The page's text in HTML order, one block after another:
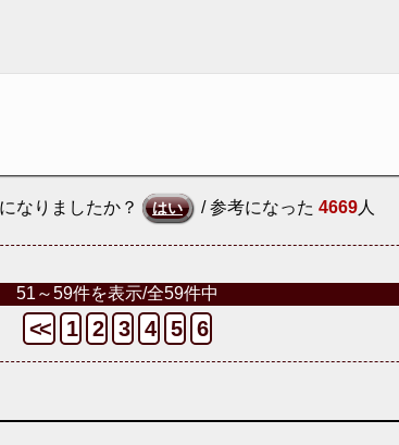
なりましたか？ はい / 参考になった4669人
51～59件を表示/全59件中
<< 1 2 3 4 5 6